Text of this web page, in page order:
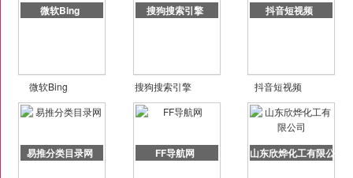
微软Bing
微软Bing
搜狗搜索引擎
搜狗搜索引擎
抖音短视频
抖音短视频
易推分类目录网 FF导航网 山东欣烨化工有限公司